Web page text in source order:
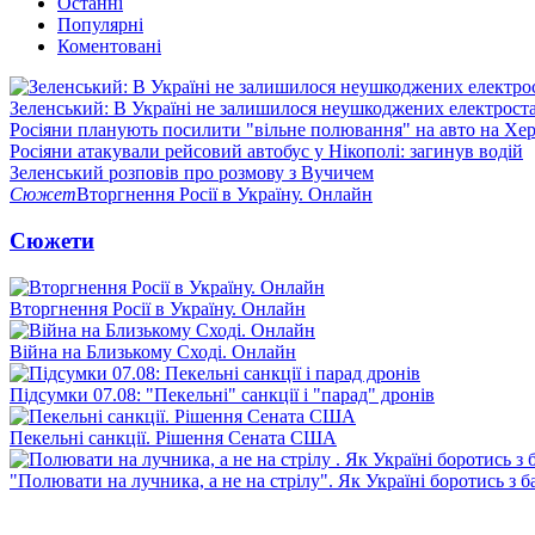
Популярні
Коментовані
Зеленський: В Україні не залишилося неушкоджених
Росіяни планують посилити "вільне полювання" на авто на
Росіяни атакували рейсовий автобус у Нікополі: загинув водій
Зеленський розповів про розмову з Вучичем
СюжетВторгнення Росії в Україну. Онлайн
Сюжети
Вторгнення Росії в Україну. Онлайн
Війна на Близькому Сході. Онлайн
Підсумки 07.08: "Пекельні" санкції і "парад" дронів
Пекельні санкції. Рішення Сената США
"Полювати на лучника, а не на стрілу". Як Україні боротись з